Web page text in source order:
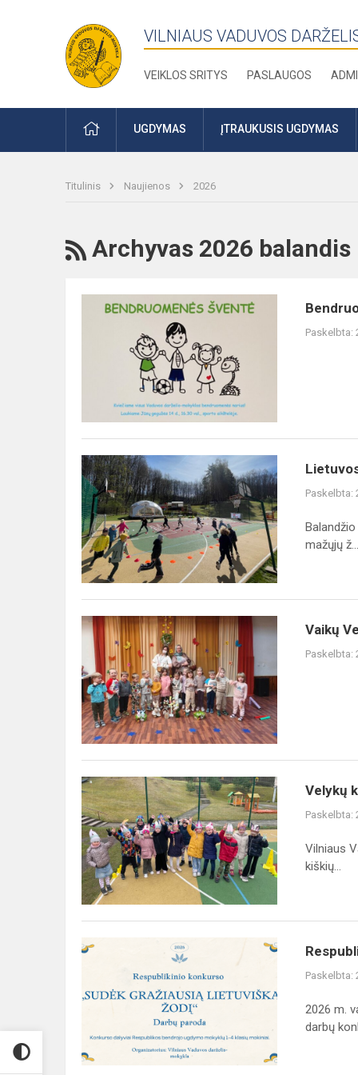
VILNIAUS VADUVOS
VEIKLOS SRITYS PASLAUGOS
PRADŽIAUGDYMAS ĮTRAUKUSIS UGDYMAS
Titulinis Naujienos 2026
RSS
Archyvas 2026 balandis
Bendruomenės
Paskelbta:
Lietuvos
mažųjų
žaidynės
Paskelbta:
mažųjų ž...
Vaikų
Velykėlės
Vaikų
Paskelbta:
Velykų
kiškių
bėgimas
2026
Velykų
Paskelbta:
Vilniaus
kiškių...
Respublikinio
klasių
kūrybinių
darbų
Paskelbta:
2026 m.
darbų